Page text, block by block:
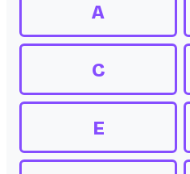
A
C
E